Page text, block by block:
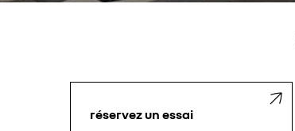
réservez un essai